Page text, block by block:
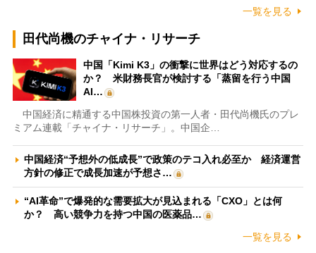
一覧を見る
田代尚機のチャイナ・リサーチ
中国「Kimi K3」の衝撃に世界はどう対応するの
か？ 米財務長官が検討する「蒸留を行う中国
AI…
中国経済に精通する中国株投資の第一人者・田代尚機氏のプレ
ミアム連載「チャイナ・リサーチ」。中国企…
中国経済“予想外の低成長”で政策のテコ入れ必至か 経済運営
方針の修正で成長加速が予想さ…
“AI革命”で爆発的な需要拡大が見込まれる「CXO」とは何
か？ 高い競争力を持つ中国の医薬品…
一覧を見る